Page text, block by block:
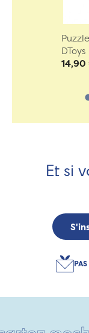
DToys
14,90
Et si